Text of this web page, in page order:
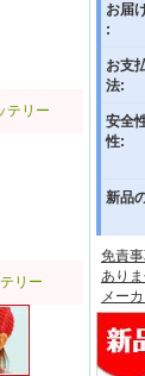
テリー
リー
お届
:
お支
法:
安全
性:
新品
免責
あり
メー